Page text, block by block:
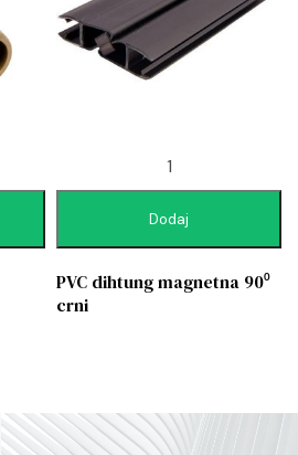
Dodaj
PVC dihtung magnetna 90⁰
crni